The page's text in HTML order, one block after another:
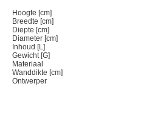
Hoogte [cm]
Breedte [cm]
Diepte [cm]
Diameter [cm]
Inhoud [L]
Gewicht [G]
Materiaal
Wanddikte [cm]
Ontwerper